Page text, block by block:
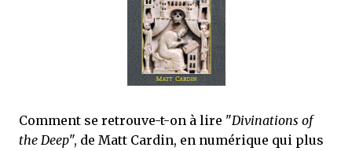
mettre sous tous les yeux. C'est cela...
Comment se retrouve-t-on à lire "Divinations of
the Deep", de Matt Cardin, en numérique qui plus